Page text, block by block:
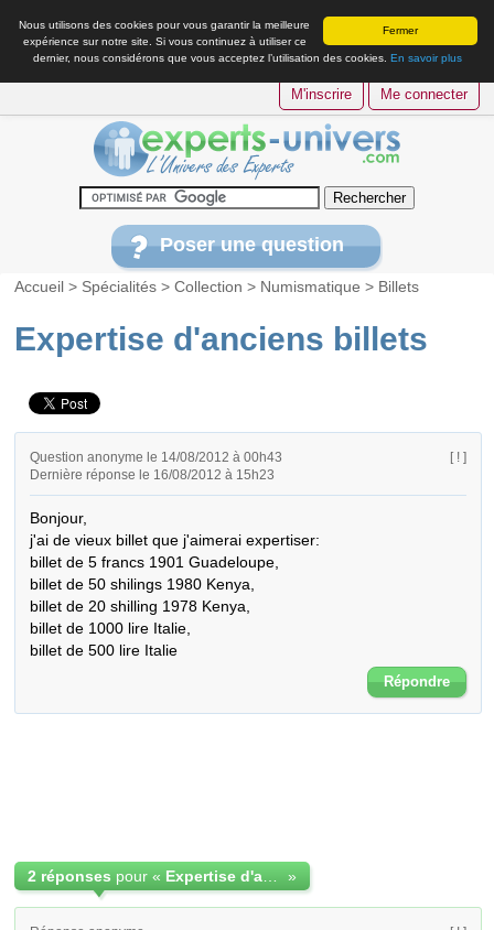
Fermer
Nous utilisons des cookies pour vous garantir la meilleure
expérience sur notre site. Si vous continuez à utiliser ce
dernier, nous considérons que vous acceptez l’utilisation des cookies. En savoir plus
M'inscrire Me connecter
Poser une question
Accueil > Spécialités >Collection > Numismatique > Billets
Expertise d'anciens billets
Question anonyme le 14/08/2012 à 00h43
Dernière réponse le 16/08/2012 à 15h23
[ ! ]
Bonjour,
j'ai de vieux billet que j'aimerai expertiser:
billet de 5 francs 1901 Guadeloupe,
billet de 50 shilings 1980 Kenya,
billet de 20 shilling 1978 Kenya,
billet de 1000 lire Italie,
billet de 500 lire Italie
Répondre
2 réponses pour « »